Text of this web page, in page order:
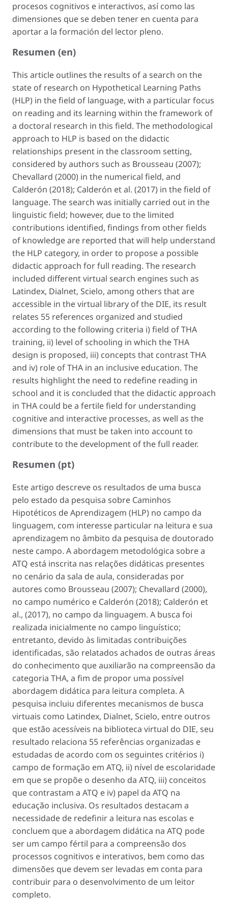
procesos cognitivos e interactivos, así como las
dimensiones que se deben tener en cuenta para
aportar a la formación del lector pleno.
Resumen (en)
This article outlines the results of a search on the
state of research on Hypothetical Learning Paths
(HLP) in the field of language, with a particular focus
on reading and its learning within the framework of
a doctoral research in this field. The methodological
approach to HLP is based on the didactic
relationships present in the classroom setting,
considered by authors such as Brousseau (2007);
Chevallard (2000) in the numerical field, and
Calderón (2018); Calderón et al. (2017) in the field of
language. The search was initially carried out in the
linguistic field; however, due to the limited
contributions identified, findings from other fields
of knowledge are reported that will help understand
the HLP category, in order to propose a possible
didactic approach for full reading. The research
included different virtual search engines such as
Latindex, Dialnet, Scielo, among others that are
accessible in the virtual library of the DIE, its result
relates 55 references organized and studied
according to the following criteria i) field of THA
training, ii) level of schooling in which the THA
design is proposed, iii) concepts that contrast THA
and iv) role of THA in an inclusive education. The
results highlight the need to redefine reading in
school and it is concluded that the didactic approach
in THA could be a fertile field for understanding
cognitive and interactive processes, as well as the
dimensions that must be taken into account to
contribute to the development of the full reader.
Resumen (pt)
Este artigo descreve os resultados de uma busca
pelo estado da pesquisa sobre Caminhos
Hipotéticos de Aprendizagem (HLP) no campo da
linguagem, com interesse particular na leitura e sua
aprendizagem no âmbito da pesquisa de doutorado
neste campo. A abordagem metodológica sobre a
ATQ está inscrita nas relações didáticas presentes
no cenário da sala de aula, consideradas por
autores como Brousseau (2007); Chevallard (2000),
no campo numérico e Calderón (2018); Calderón et
al., (2017), no campo da linguagem. A busca foi
realizada inicialmente no campo linguístico;
entretanto, devido às limitadas contribuições
identificadas, são relatados achados de outras áreas
do conhecimento que auxiliarão na compreensão da
categoria THA, a fim de propor uma possível
abordagem didática para leitura completa. A
pesquisa incluiu diferentes mecanismos de busca
virtuais como Latindex, Dialnet, Scielo, entre outros
que estão acessíveis na biblioteca virtual do DIE, seu
resultado relaciona 55 referências organizadas e
estudadas de acordo com os seguintes critérios i)
campo de formação em ATQ, ii) nível de escolaridade
em que se propõe o desenho da ATQ, iii) conceitos
que contrastam a ATQ e iv) papel da ATQ na
educação inclusiva. Os resultados destacam a
necessidade de redefinir a leitura nas escolas e
concluem que a abordagem didática na ATQ pode
ser um campo fértil para a compreensão dos
processos cognitivos e interativos, bem como das
dimensões que devem ser levadas em conta para
contribuir para o desenvolvimento de um leitor
completo.